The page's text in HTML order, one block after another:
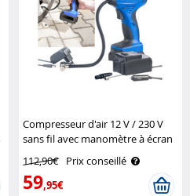
Compresseur d'air 12 V / 230 V
sans fil avec manomètre à écran
112,90€ Prix conseillé
59,95€